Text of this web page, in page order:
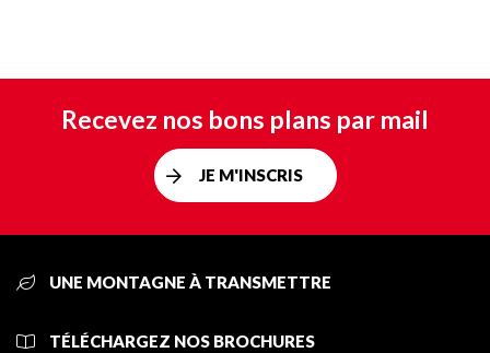
Recevez nos bons plans par mail
JE M'INSCRIS
UNE MONTAGNE À TRANSMETTRE
TÉLÉCHARGEZ NOS BROCHURES